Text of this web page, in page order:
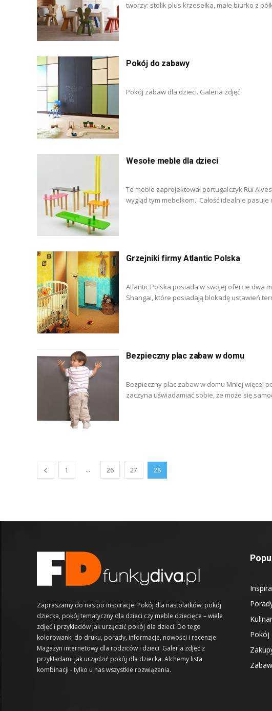
tworzy: stolik plus krzesełka, małe biurko z
Pokój do zabawy
Pokój zabaw dla dzieci. Galeria zdjęć.
Wesołe meble dla dzieci
Te meble zaprojektował portugalczyk Rui
wygląd tym mebelkom. Całość idealnie
Grzejniki firmy Atlantic Polska
Atlantic Polska posiada w swojej ofercie dwa
Shangai, które posiadają blokadę ustawień
Bezpieczny plac zabaw w domu
Bezpieczny plac zabaw w domu Mniej więcej
zaczyna uświadamiać sobie, że może się
1 ... 26 27 28
Zapraszamy do nas po inspiracje. Pokój dla nastolatków, pokój
dziecka, pokój tematyczny dla dzieci czy meble dziecięce – wiele
zdjęć i przykładów jak urządzić pokój dla dzieci. Do tego
kolorowanki do druku, porady, informacje, nowości i recenzje.
Magazyn internetowy dla rodziców i dzieci. Galeria zdjęć z
przykładami jak urządzić pokój dla dziecka. Alchemy lista
kombinacji - tylko u nas wszystkie rozwiązania.
Pokój